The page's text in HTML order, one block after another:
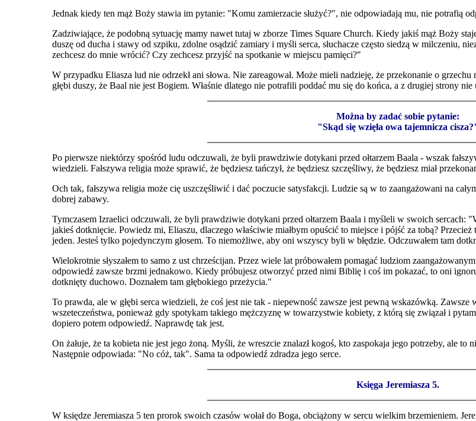
Jednak kiedy ten mąż Boży stawia im pytanie: "Komu zamierzacie służyć?", nie odpowiadają mu, nie potrafią
Zadziwiające, że podobną sytuację mamy nawet tutaj w zborze Times Square Church. Kiedy jakiś mąż Boży
duszę od ducha i stawy od szpiku, zdolne osądzić zamiary i myśli serca, słuchacze często siedzą w milczeniu,
zechcesz do mnie wrócić? Czy zechcesz przyjść na spotkanie w miejscu pamięci?"
W przypadku Eliasza lud nie odrzekł ani słowa. Nie zareagował. Może mieli nadzieję, że przekonanie o
głębi duszy, że Baal nie jest Bogiem. Właśnie dlatego nie potrafili poddać mu się do końca, a z drugiej strony
Można by zadać sobie pytanie:
"Skąd się wzięła owa tajemnicza
Po pierwsze niektórzy spośród ludu odczuwali, że byli prawdziwie dotykani przed ołtarzem Baala - wszak
wiedzieli. Fałszywa religia może sprawić, że będziesz tańczył, że będziesz szczęśliwy, że będziesz miał
Och tak, fałszywa religia może cię uszczęśliwić i dać poczucie satysfakcji. Ludzie są w to zaangażowani na
dobrej zabawy.
Tymczasem Izraelici odczuwali, że byli prawdziwie dotykani przed ołtarzem Baala i myśleli w swoich sercach:
jakieś dotknięcie. Powiedz mi, Eliaszu, dlaczego właściwie miałbym opuścić to miejsce i pójść za tobą?
jeden. Jesteś tylko pojedynczym głosem. To niemożliwe, aby oni wszyscy byli w błędzie. Odczuwałem tam
Wielokrotnie słyszałem to samo z ust chrześcijan. Przez wiele lat próbowałem pomagać ludziom
odpowiedź zawsze brzmi jednakowo. Kiedy próbujesz otworzyć przed nimi Biblię i coś im pokazać, to oni
dotknięty duchowo. Doznałem tam głębokiego przeżycia."
To prawda, ale w głębi serca wiedzieli, że coś jest nie tak - niepewność zawsze jest pewną wskazówką.
wszeteczeństwa, ponieważ gdy spotykam takiego mężczyznę w towarzystwie kobiety, z którą się związał i
dopiero potem odpowiedź. Naprawdę tak jest.
On żałuje, że ta kobieta nie jest jego żoną. Myśli, że wreszcie znalazł kogoś, kto zaspokaja jego potrzeby, ale
Następnie odpowiada: "No cóż, tak". Sama ta odpowiedź zdradza jego serce.
Księga Jeremiasza 5.
W księdze Jeremiasza 5 ten prorok swoich czasów wołał do Boga, obciążony w sercu wielkim brzemieniem.